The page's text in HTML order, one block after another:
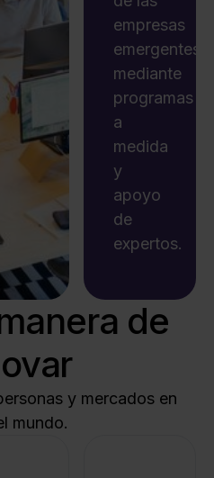
empresas
emergentes
mediante
programas
a
medida
y
apoyo
de
expertos.
de
y mercados en
mundo.